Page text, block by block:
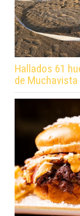
Hallados 61
de Muchavista